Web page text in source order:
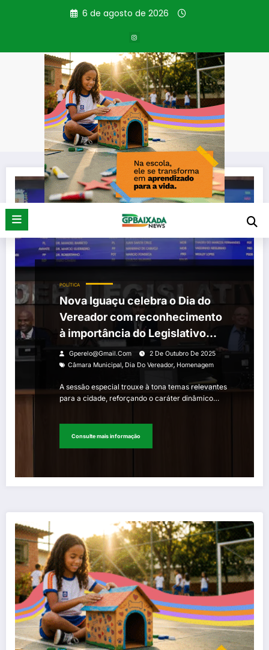
6 de agosto de 2026
Tag: Dia do Vereador
Página inicial Dia do Vereador
POLÍTICA
Nova Iguaçu celebra o Dia do
Vereador com reconhecimento
à importância do Legislativo
Municipal
Gperelo@gmail.com
2 De Outubro De 2025
Câmara Municipal, Dia Do Vereador, Homenagem
A sessão especial trouxe à tona temas relevantes
para a cidade, reforçando o caráter dinâmico…
Consulte mais informação